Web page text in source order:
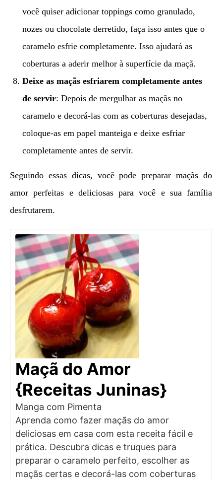
você quiser adicionar toppings como granulado,
nozes ou chocolate derretido, faça isso antes que o
caramelo esfrie completamente. Isso ajudará as
coberturas a aderir melhor à superfície da maçã.
Deixe as maçãs esfriarem completamente antes
de servir: Depois de mergulhar as maçãs no
caramelo e decorá-las com as coberturas desejadas,
coloque-as em papel manteiga e deixe esfriar
completamente antes de servir.
Seguindo essas dicas, você pode preparar maçãs do
amor perfeitas e deliciosas para você e sua família
desfrutarem.
Maçã do Amor
{Receitas Juninas}
Manga com Pimenta
Aprenda como fazer maçãs do amor
deliciosas em casa com esta receita fácil e
prática. Descubra dicas e truques para
preparar o caramelo perfeito, escolher as
maçãs certas e decorá-las com coberturas